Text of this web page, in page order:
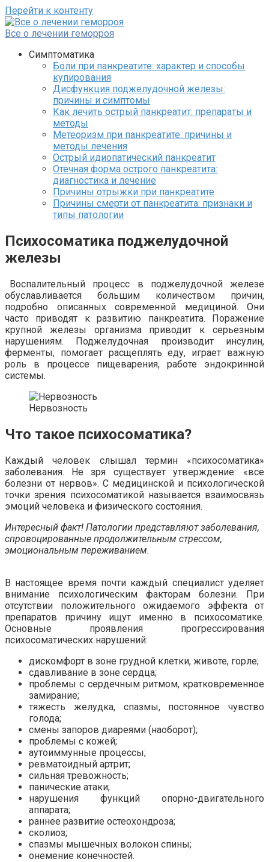
Перейти к контенту
Все о лечении геморроя
Симптоматика
Боли при панкреатите: характер и способы
купирования
Дисфункция поджелудочной железы:
причины и симптомы
Как лечить острый панкреатит: препараты и
методы
Метеоризм при панкреатите: причины и
методы лечения
Острый идиопатический панкреатит
Отечная форма острого панкреатита:
диагностика и лечение
Причины отрыжки при панкреатите
Причины смерти от панкреатита: признаки и
типы патологии
Психосоматика поджелудочной
железы
Воспалительный процесс в поджелудочной железе
обуславливается большим количеством причин,
подробно описанных современной медициной. Они
часто приводят к развитию панкреатита. Поражение
крупной железы организма приводит к серьезным
нарушениям. Поджелудочная производит инсулин,
ферменты, помогает расщеплять еду, играет важную
роль в процессе пищеварения, работе эндокринной
системы.
Нервозность
Что такое психосоматика?
Каждый человек слышал термин «психосоматика»
заболевания. Не зря существует утверждение: «все
болезни от нервов». С медицинской и психологической
точки зрения психосоматикой называется взаимосвязь
эмоций человека и физического состояния.
Интересный факт! Патологии представляют заболевания,
спровоцированные продолжительным стрессом,
эмоциональным переживанием.
В настоящее время почти каждый специалист уделяет
внимание психологическим факторам болезни. При
отсутствии положительного ожидаемого эффекта от
препаратов причину ищут именно в психосоматике.
Основные проявления прогрессирования
психосоматических нарушений:
дискомфорт в зоне грудной клетки, животе, горле;
сдавливание в зоне сердца;
проблемы с сердечным ритмом, кратковременное
замирание;
тяжесть желудка, спазмы, постоянное чувство
голода;
смены запоров диареями (наоборот);
проблемы с кожей;
аутоиммунные процессы;
ревматоидный артрит;
сильная тревожность;
панические атаки;
нарушения функций опорно-двигательного
аппарата;
раннее развитие остеохондроза;
сколиоз;
спазмы мышечных волокон спины;
онемение конечностей.